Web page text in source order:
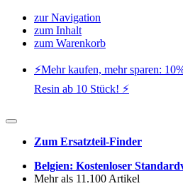
zur Navigation
zum Inhalt
zum Warenkorb
⚡️Mehr kaufen, mehr sparen:
Resin ab 10 Stück! ⚡️
Zum Ersatzteil-Finder
Belgien: Kostenloser
Mehr als 11.100 Artikel